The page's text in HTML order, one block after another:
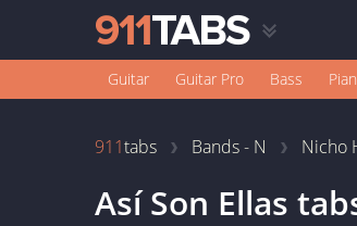
Guitar Guitar Pro Bass
911tabs Bands - N Nicho
Así Son Ellas